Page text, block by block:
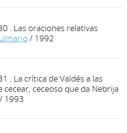
. Las oraciones relativas
/ 1992
. La crítica de Valdés a las
cecear, ceceoso que da Nebrija
/ 1993